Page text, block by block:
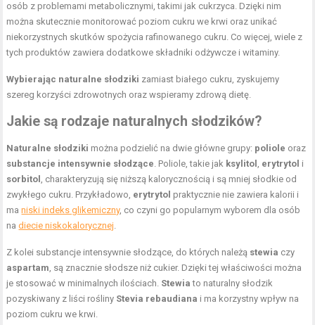
osób z problemami metabolicznymi, takimi jak cukrzyca. Dzięki nim
można skutecznie monitorować poziom cukru we krwi oraz unikać
niekorzystnych skutków spożycia rafinowanego cukru. Co więcej, wiele z
tych produktów zawiera dodatkowe składniki odżywcze i witaminy.
Wybierając naturalne słodziki zamiast białego cukru, zyskujemy
szereg korzyści zdrowotnych oraz wspieramy zdrową dietę.
Jakie są rodzaje naturalnych słodzików?
Naturalne słodziki można podzielić na dwie główne grupy: poliole oraz
substancje intensywnie słodzące. Poliole, takie jak ksylitol , erytrytol i
sorbitol , charakteryzują się niższą kalorycznością i są mniej słodkie od
zwykłego cukru. Przykładowo, erytrytol praktycznie nie zawiera kalorii i
maniski indeks glikemiczny, co czyni go popularnym wyborem dla osób
nadiecie niskokalorycznej.
Z kolei substancje intensywnie słodzące, do których należą stewia czy
aspartam, są znacznie słodsze niż cukier. Dzięki tej właściwości można
je stosować w minimalnych ilościach. Stewia to naturalny słodzik
pozyskiwany z liści rośliny Stevia rebaudiana i ma korzystny wpływ na
poziom cukru we krwi.